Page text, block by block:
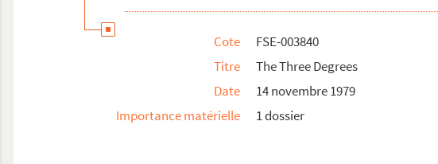
Cote
FSE-003840
Titre
The Three Degrees
Date
14 novembre 1979
Importance matérielle
1 dossier